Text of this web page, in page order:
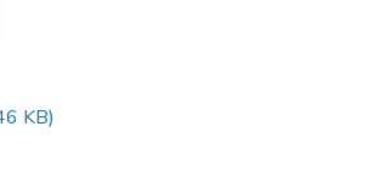
KB)